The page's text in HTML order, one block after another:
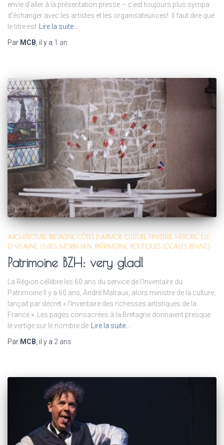
envie d’aller à la présentation presse – c’est toujours plus sympa
d’échanger avec les artistes et les organisateurices! Il faut dire que
le titre est
Lire la suite…
Par MCB , il y a 1 an
ARCHITECTURE BRETAGNE CÔTES D'ARMOR CULTURE FINISTÈRE HISTOIRE ILLE-
ET-VILAINE LIVRES MORBIHAN PATRIMOINE POLITIQUES LOCALES RENNES
Patrimoine BZH: very glad!
La Région célèbre les 60 ans du service de l’Inventaire du
Patrimoine Il y a 60 ans, André Malraux, alors ministre de la culture,
lançait par décret « l’Inventaire des richesses artistiques de la
France ». Les pages consacrées à la Bretagne donnaient presque
le vertige sur le nombre de
Lire la suite…
Par MCB , il y a 2 ans